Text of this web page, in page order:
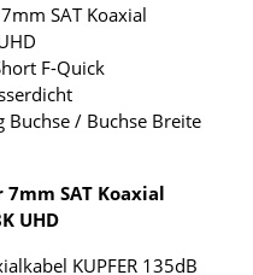
SAT Koaxial
F-Quick
Buchse / Buchse Breite
SAT Koaxial
UHD
KUPFER 135dB